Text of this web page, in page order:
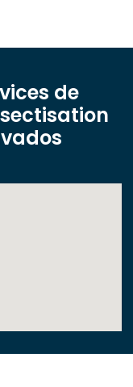
de